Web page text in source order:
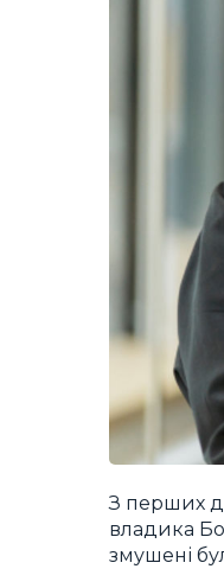
З перших
владика
змушені